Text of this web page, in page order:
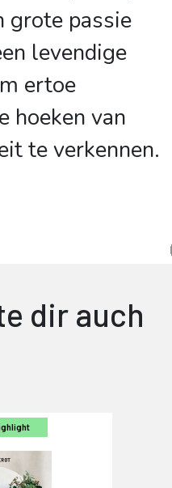
grote passie
levendige
ertoe
hoeken van
te verkennen.
dir auch